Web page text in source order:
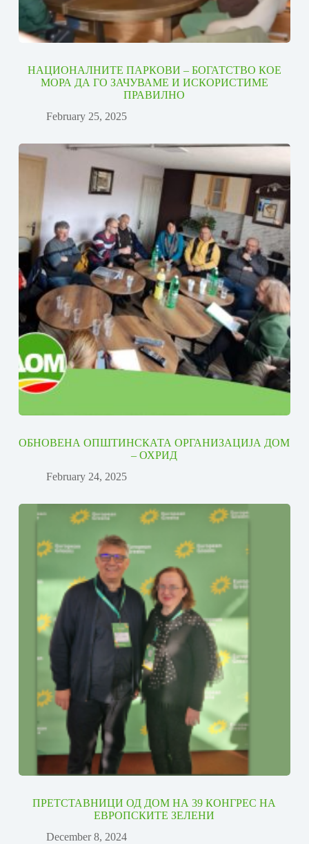
НАЦИОНАЛНИТЕ ПАРКОВИ – БОГАТСТВО КОЕ
МОРА ДА ГО ЗАЧУВАМЕ И ИСКОРИСТИМЕ
ПРАВИЛНО
February 25, 2025
ОБНОВЕНА ОПШТИНСКАТА ОРГАНИЗАЦИЈА ДОМ
– ОХРИД
February 24, 2025
ПРЕТСТАВНИЦИ ОД ДОМ НА 39 КОНГРЕС НА
ЕВРОПСКИТЕ ЗЕЛЕНИ
December 8, 2024